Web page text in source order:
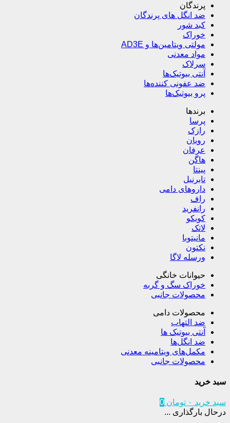
پرندگان
ضد انگل های پرندگان
کبد شور
خوراک
مولتی ویتامین‌ها و AD3E
مواد معدنی
سرلاک
آنتی بیوتیک‌ها
ضد عفونی کننده‌ها
پرو بیوتیک‌ها
برندها
پرسا
رازک
رویان
عرفان
هاگن
پینتا
تابرنیل
داروهای دامی
راف
رانفرید
کویکو
لاتک
مانیتوبا
نکتون
ورسله لاگا
حیوانات خانگی
خوراک سگ و گربه
محصولات جانبی
محصولات دامی
ضد التهاب
آنتی بیوتیک ها
ضد انگل‌ها
مکمل‌های ویتامینه معدنی
محصولات جانبی
سبد خرید
سبد خرید ۰ تومان 0
درحال بارگذاری ...